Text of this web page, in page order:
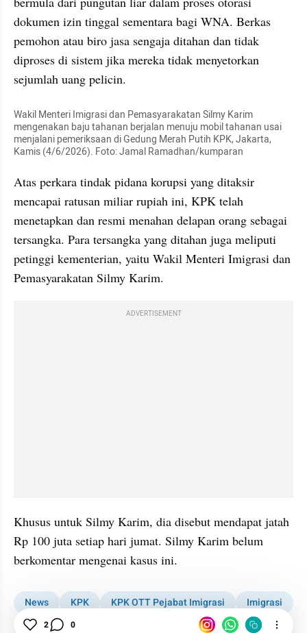
dokumen izin tinggal sementara bagi WNA. Berkas
pemohon atau biro jasa sengaja ditahan dan tidak
diproses di sistem jika mereka tidak menyetorkan
sejumlah uang pelicin.
Wakil Menteri Imigrasi dan Pemasyarakatan Silmy Karim
mengenakan baju tahanan berjalan menuju mobil tahanan usai
menjalani pemeriksaan di Gedung Merah Putih KPK, Jakarta,
Kamis (4/6/2026). Foto: Jamal Ramadhan/kumparan
Atas perkara tindak pidana korupsi yang ditaksir
mencapai ratusan miliar rupiah ini, KPK telah
menetapkan dan resmi menahan delapan orang sebagai
tersangka. Para tersangka yang ditahan juga meliputi
petinggi kementerian, yaitu Wakil Menteri Imigrasi dan
Pemasyarakatan Silmy Karim.
ADVERTISEMENT
Khusus untuk Silmy Karim, dia disebut mendapat jatah
Rp 100 juta setiap hari jumat. Silmy Karim belum
berkomentar mengenai kasus ini.
News KPK KPK OTT Pejabat Imigrasi
Imigrasi
Silmy Karim
2 0